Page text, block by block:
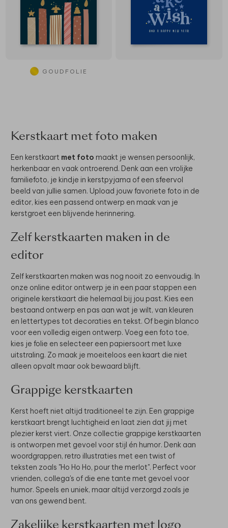
GOUDFOLIE
Kerstkaart met foto maken
Een kerstkaart met foto maakt je wensen persoonlijk,
herkenbaar en vaak ontroerend. Denk aan een vrolijke
familiefoto, je kindje in kerstpyjama of een sfeervol
beeld van jullie samen. Upload jouw favoriete foto in de
editor, kies een passend ontwerp en maak van je
kerstgroet een blijvende herinnering.
Zelf kerstkaarten maken in de
editor
Zelf kerstkaarten maken was nog nooit zo eenvoudig. In
onze online editor ontwerp je in een paar stappen een
originele kerstkaart die helemaal bij jou past. Kies een
bestaand ontwerp en pas aan wat je wilt, van kleuren
en lettertypes tot decoraties en tekst. Of begin blanco
voor een volledig eigen ontwerp. Voeg een foto toe,
kies je folie en selecteer een papiersoort met luxe
uitstraling. Zo maak je moeiteloos een kaart die niet
alleen opvalt maar ook bewaard blijft.
Grappige kerstkaarten
Kerst hoeft niet altijd traditioneel te zijn. Een grappige
kerstkaart brengt luchtigheid en laat zien dat jij met
plezier kerst viert. Onze collectie grappige kerstkaarten
is ontworpen met gevoel voor stijl én humor. Denk aan
woordgrappen, retro illustraties met een twist of
teksten zoals "Ho Ho Ho, pour the merlot". Perfect voor
vrienden, collega's of die ene tante met gevoel voor
humor. Speels en uniek, maar altijd verzorgd zoals je
van ons gewend bent.
Zakelijke kerstkaarten met logo